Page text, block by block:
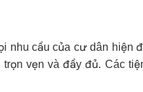
nhu cầu của cư dân hiện
vẹn và đầy đủ. Các